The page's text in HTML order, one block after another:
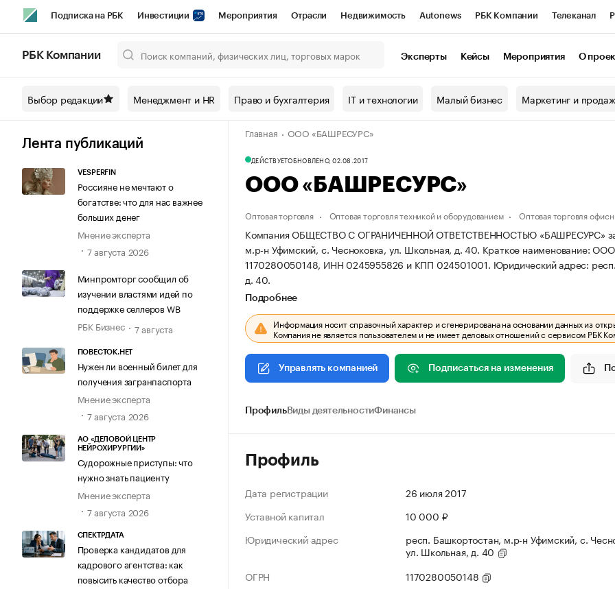
Подписка на РБК Инвестиции Мероприятия Отрасли Недвижимость Autonews РБК Компании Телеканал
Спецпроекты СПб Конференции СПб Спецпроекты Проверка контрагентов
Технологии и медиа Рынок наличной валюты
РБК Компании Эксперты Кейсы Мероприятия О
Выбор редакции Менеджмент и HR Право и бухгалтерия IT и технологии Малый бизнес Маркетинг и
Лента публикаций
VESPERFIN
Россияне не мечтают о
богатстве: что для нас важнее
больших денег
Мнение эксперта
7 августа 2026
Минпромторг сообщил об
изучении властями идей по
поддержке селлеров WB
РБК Бизнес
7 августа
ПОВЕСТОК.НЕТ
Нужен ли военный билет для
получения загранпаспорта
Мнение эксперта
7 августа 2026
АО «ДЕЛОВОЙ ЦЕНТР
НЕЙРОХИРУРГИИ»
Судорожные приступы: что
нужно знать пациенту
Мнение эксперта
7 августа 2026
СПЕКТРДАТА
Проверка кандидатов для
кадрового агентства: как
повысить качество отбора
Главная ООО «БАШРЕСУРС»
ДЕЙСТВУЕТОБНОВЛЕНО, 02.08.2017
ООО «БАШРЕСУРС»
Оптовая торговля Оптовая торговля техникой и оборудованием Оптовая торговля
Компания ОБЩЕСТВО С ОГРАНИЧЕННОЙ ОТВЕТСТВЕННОСТЬЮ «БАШРЕСУРС»
м.р-н Уфимский, с. Чесноковка, ул. Школьная, д. 40. Краткое наименование:
1170280050148, ИНН 0245955826 и КПП 024501001. Юридический адрес:
д. 40.
Подробнее
Информация носит справочный характер и сгенерирована на основании данных из
Компания не является пользователем и не имеет деловых отношений с сервисом РБК
Управлять компанией Подписаться на изменения
ПрофильВиды деятельностиФинансы
Профиль
Дата регистрации
26 июля 2017
Уставной капитал
10 000 ₽
Юридический адрес
респ. Башкортостан, м.р-н Уфимский, с.
ул. Школьная, д. 40
ОГРН
1170280050148